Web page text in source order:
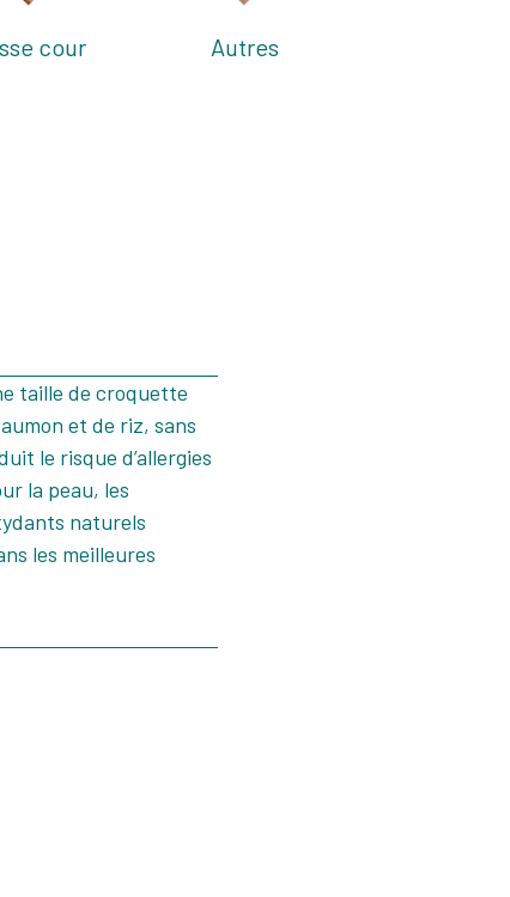
cour Autres
taille de croquette
et de riz, sans
le risque d’allergies
la peau, les
naturels
les meilleures